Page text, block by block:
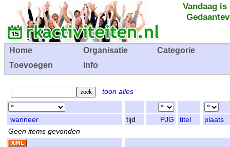
Vandaag
Home Organisatie
Categorie
Toevoegen
Info
toon alles
wanneer tijd PJG titel
plaats
Geen items gevonden